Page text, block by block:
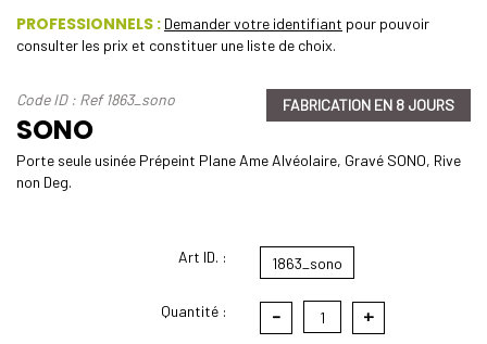
PROFESSIONNELS : Demander votre identifiant pour pouvoir
consulter les prix et constituer une liste de choix.
Code ID : Ref 1863_sono
SONO
FABRICATION EN 8 JOURS
Porte seule usinée Prépeint Plane Ame Alvéolaire, Gravé SONO, Rive
non Deg.
Art ID. :
Quantité :
1863_sono
- 1 +